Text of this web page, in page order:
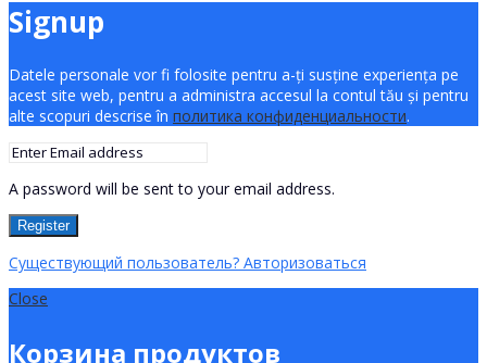
Signup
Datele personale vor fi folosite pentru a-ți susține experiența pe
acest site web, pentru a administra accesul la contul tău și pentru
alte scopuri descrise în политика конфиденциальности.
A password will be sent to your email address.
Register
Существующий пользователь? Авторизоваться
Close
Корзина продуктов